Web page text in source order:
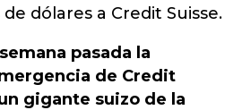
dólares a Credit Suisse.
pasada la
de Credit
gigante suizo de la